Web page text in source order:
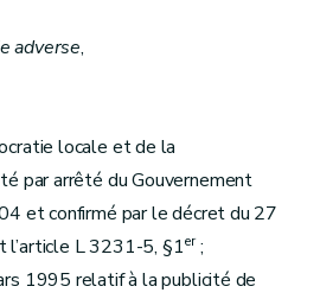
adverse,
locale et de la
par arrêté du Gouvernement
et confirmé par le décret du 27
l’article L 3231-5, §1er;
1995 relatif à la publicité de